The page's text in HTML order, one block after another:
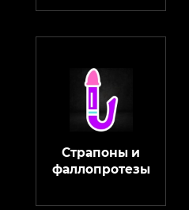
Страпоны и
фаллопротезы